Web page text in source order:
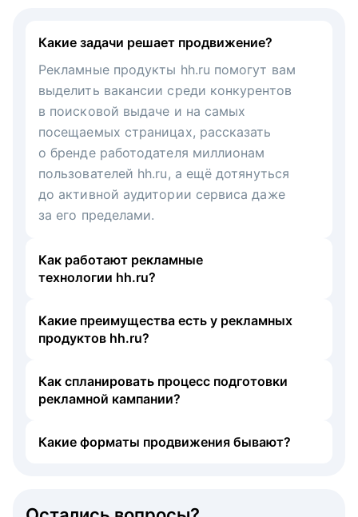
Какие задачи решает продвижение?
Рекламные продукты hh.ru помогут вам
выделить вакансии среди конкурентов
в поисковой выдаче и на самых
посещаемых страницах, рассказать
о бренде работодателя миллионам
пользователей hh.ru, а ещё дотянуться
до активной аудитории сервиса даже
за его пределами.
Как работают рекламные
технологии hh.ru?
Какие преимущества есть у рекламных
продуктов hh.ru?
Как спланировать процесс подготовки
рекламной кампании?
Какие форматы продвижения бывают?